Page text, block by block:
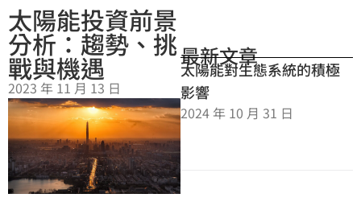
太陽能投資前景
分析：趨勢、挑
戰與機遇
2023 年 11 月 13 日
最新文章
太陽能對生態系統的積極
影響
2024 年 10 月 31 日